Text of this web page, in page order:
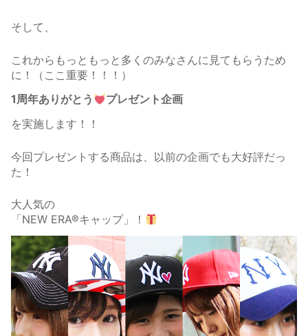
そして、
これからもっともっと多くのみなさんに見てもらうため
に！（ここ重要！！！）
1周年ありがとう
プレゼント企画
を実施します！！
今回プレゼントする商品は、以前の企画でも大好評だっ
た！
大人気の
「NEW ERA®キャップ」！